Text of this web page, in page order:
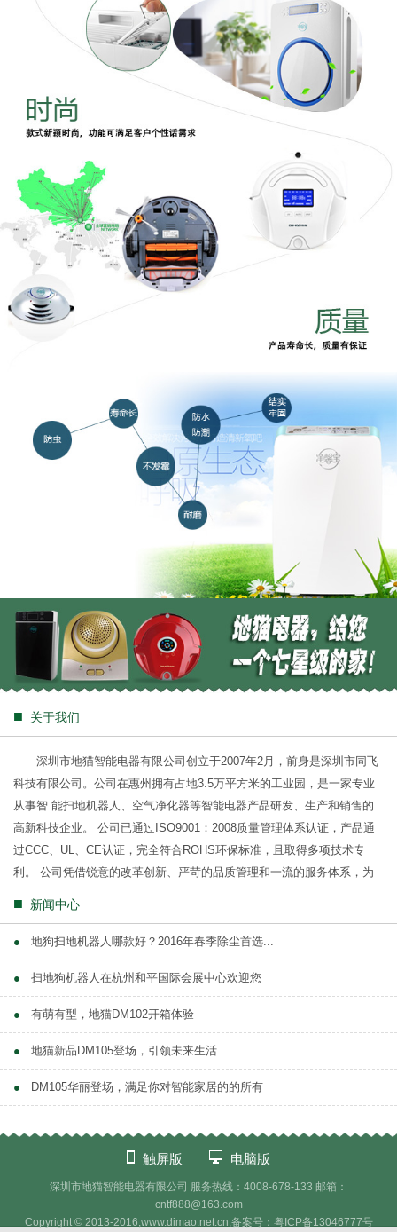
■ 关于我们
深圳市地猫智能电器有限公司创立于2007年2月，前身是深圳市同飞
科技有限公司。公司在惠州拥有占地3.5万平方米的工业园，是一家专业
从事智 能扫地机器人、空气净化器等智能电器产品研发、生产和销售的
高新科技企业。 公司已通过ISO9001：2008质量管理体系认证，产品通
过CCC、UL、CE认证，完全符合ROHS环保标准，且取得多项技术专
利。 公司凭借锐意的改革创新、严苛的品质管理和一流的服务体系，为
■ 新闻中心
● 地狗扫地机器人哪款好？2016年春季除尘首选...
● 扫地狗机器人在杭州和平国际会展中心欢迎您
● 有萌有型，地猫DM102开箱体验
● 地猫新品DM105登场，引领未来生活
● DM105华丽登场，满足你对智能家居的的所有
触屏版 电脑版
深圳市地猫智能电器有限公司 服务热线：4008-678-133 邮箱：
cntf888@163.com
Copyright © 2013-2016,www.dimao.net.cn ,备案号：粤ICP备13046777号